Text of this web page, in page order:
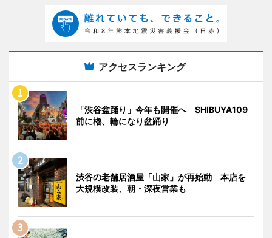
アクセスランキング
「渋谷盆踊り」今年も開催へ SHIBUYA109
前に櫓、輪になり盆踊り
渋谷の老舗居酒屋「山家」が再始動 本店を
大規模改装、朝・深夜営業も